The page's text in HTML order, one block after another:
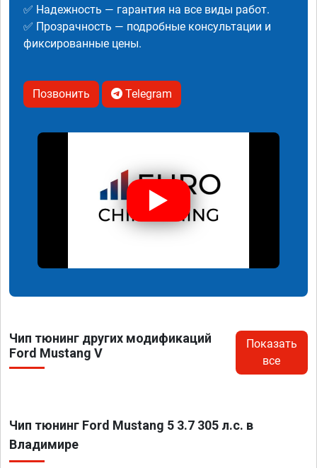
✅ Надежность — гарантия на все виды работ.
✅ Прозрачность — подробные консультации и
фиксированные цены.
Позвонить Telegram
Чип тюнинг других модификаций
Ford Mustang V
Показать
все
Чип тюнинг Ford Mustang 5 3.7 305 л.с. в
Владимире